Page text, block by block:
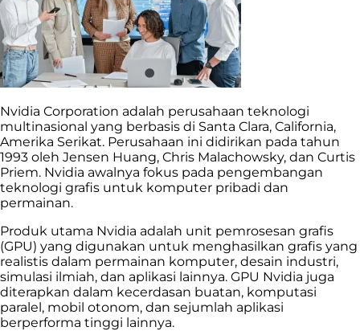
Nvidia Corporation adalah perusahaan teknologi
multinasional yang berbasis di Santa Clara, California,
Amerika Serikat. Perusahaan ini didirikan pada tahun
1993 oleh Jensen Huang, Chris Malachowsky, dan Curtis
Priem. Nvidia awalnya fokus pada pengembangan
teknologi grafis untuk komputer pribadi dan
permainan.
Produk utama Nvidia adalah unit pemrosesan grafis
(GPU) yang digunakan untuk menghasilkan grafis yang
realistis dalam permainan komputer, desain industri,
simulasi ilmiah, dan aplikasi lainnya. GPU Nvidia juga
diterapkan dalam kecerdasan buatan, komputasi
paralel, mobil otonom, dan sejumlah aplikasi
berperforma tinggi lainnya.